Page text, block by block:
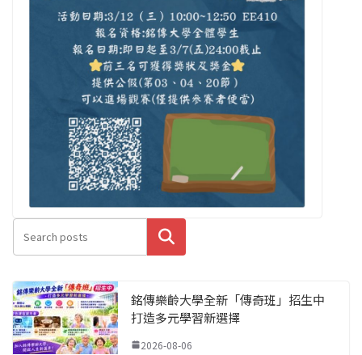
搜尋
銘傳樂齡大學全新「傳奇班」招生中
打造多元學習新選擇
2026-08-06